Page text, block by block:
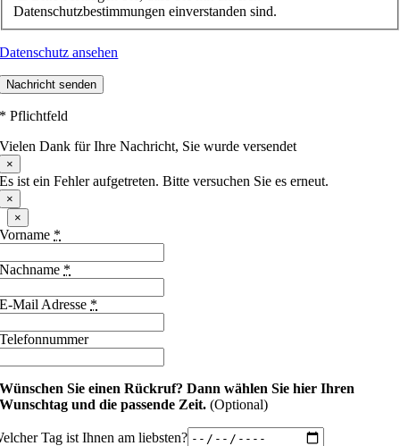
Datenschutzbestimmungen einverstanden sind.
Datenschutz ansehen
Nachricht senden
* Pflichtfeld
Vielen Dank für Ihre Nachricht, Sie wurde versendet
×
Es ist ein Fehler aufgetreten. Bitte versuchen Sie es erneut.
×
×
Vorname *
Nachname *
E-Mail Adresse *
Telefonnummer
Wünschen Sie einen Rückruf? Dann wählen Sie hier Ihren
Wunschtag und die passende Zeit.(Optional)
Tag ist Ihnen am liebsten?